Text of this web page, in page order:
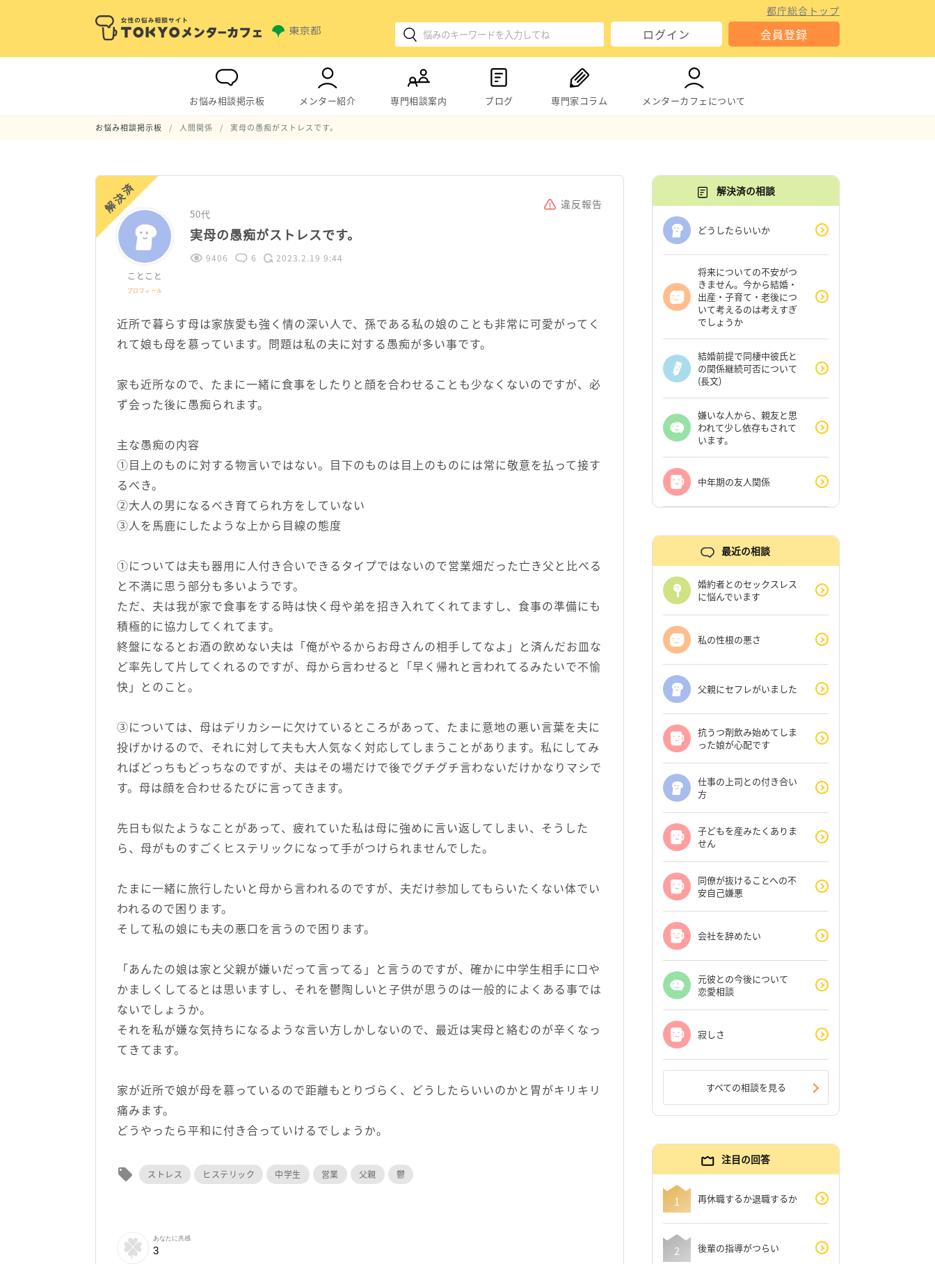
都庁総合トップ
ログイン 会員登録
お悩み相談掲示板 メンター紹介 専門相談案内 ブログ 専門家コラム メンターカフェについて
お悩み相談掲示板 人間関係 実母の愚痴がストレスです。
解決済 違反報告
ことこと
プロフィール
50代
実母の愚痴がストレスです。
9406 6 2023.2.19 9:44
近所で暮らす母は家族愛も強く情の深い人で、孫である私の娘のことも非常に可愛がってく
れて娘も母を慕っています。問題は私の夫に対する愚痴が多い事です。
家も近所なので、たまに一緒に食事をしたりと顔を合わせることも少なくないのですが、必
ず会った後に愚痴られます。
主な愚痴の内容
①目上のものに対する物言いではない。目下のものは目上のものには常に敬意を払って接す
るべき。
②大人の男になるべき育てられ方をしていない
③人を馬鹿にしたような上から目線の態度
①については夫も器用に人付き合いできるタイプではないので営業畑だった亡き父と比べる
と不満に思う部分も多いようです。
ただ、夫は我が家で食事をする時は快く母や弟を招き入れてくれてますし、食事の準備にも
積極的に協力してくれてます。
終盤になるとお酒の飲めない夫は「俺がやるからお母さんの相手してなよ」と済んだお皿な
ど率先して片してくれるのですが、母から言わせると「早く帰れと言われてるみたいで不愉
快」とのこと。
③については、母はデリカシーに欠けているところがあって、たまに意地の悪い言葉を夫に
投げかけるので、それに対して夫も大人気なく対応してしまうことがあります。私にしてみ
ればどっちもどっちなのですが、夫はその場だけで後でグチグチ言わないだけかなりマシで
す。母は顔を合わせるたびに言ってきます。
先日も似たようなことがあって、疲れていた私は母に強めに言い返してしまい、そうした
ら、母がものすごくヒステリックになって手がつけられませんでした。
たまに一緒に旅行したいと母から言われるのですが、夫だけ参加してもらいたくない体でい
われるので困ります。
そして私の娘にも夫の悪口を言うので困ります。
「あんたの娘は家と父親が嫌いだって言ってる」と言うのですが、確かに中学生相手に口や
かましくしてるとは思いますし、それを鬱陶しいと子供が思うのは一般的によくある事では
ないでしょうか。
それを私が嫌な気持ちになるような言い方しかしないので、最近は実母と絡むのが辛くなっ
てきてます。
家が近所で娘が母を慕っているので距離もとりづらく、どうしたらいいのかと胃がキリキリ
痛みます。
どうやったら平和に付き合っていけるでしょうか。
local_offer ストレス ヒステリック 中学生 営業 父親 鬱
あなたに共感
3
解決済の相談
どうしたらいいか
将来についての不安がつ
きません。今から結婚・
出産・子育て・老後につ
いて考えるのは考えすぎ
でしょうか
結婚前提で同棲中彼氏と
の関係継続可否について
(長文)
嫌いな人から、親友と思
われて少し依存もされて
います。
中年期の友人関係
最近の相談
婚約者とのセックスレス
に悩んでいます
私の性根の悪さ
父親にセフレがいました
抗うつ剤飲み始めてしま
った娘が心配です
仕事の上司との付き合い
方
子どもを産みたくありま
せん
同僚が抜けることへの不
安自己嫌悪
会社を辞めたい
元彼との今後について
恋愛相談
寂しさ
すべての相談を見る
注目の回答
再休職するか退職するか
後輩の指導がつらい